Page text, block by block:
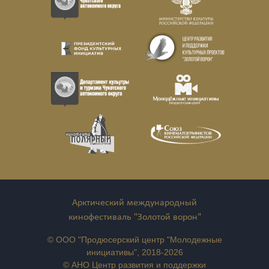
Арктический международный
кинофестиваль "Золотой ворон"
© ООО "Продюсерский центр "Молодежные
инициативы", 2018-2026
© АНО Центр развития и поддержки